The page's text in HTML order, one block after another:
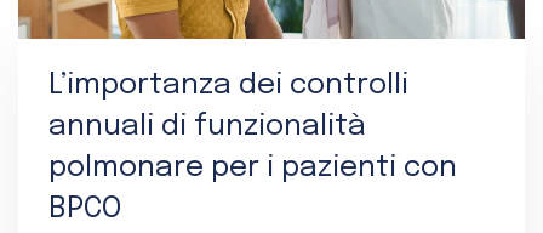
L’importanza dei controlli
annuali di funzionalità
polmonare per i pazienti con
BPCO